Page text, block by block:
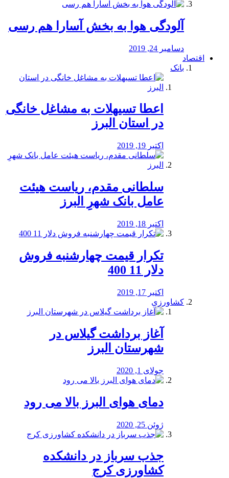
آلودگی هوا به بخش آسارا هم رسی
دسامبر 24, 2019
اقتصاد
بانک
️اعطا تسیهلات به مشاغل خانگی
در استان البرز
اکتبر 19, 2019
سلطانی مقدم، ریاست هیئت
عامل بانک شهرِ البرز
اکتبر 18, 2019
تکرار قیمت چهارشنبه فروش
دلار 11 400
اکتبر 17, 2019
کشاورزی
آغاز برداشت گیلاس در
شهرستان البرز
جولای 1, 2020
دمای هوای البرز بالا می رود
ژوئن 25, 2020
جذب سرباز در دانشکده
کشاورزی کرج